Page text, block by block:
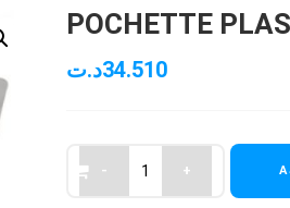
POCHETTE
34.510د.ت